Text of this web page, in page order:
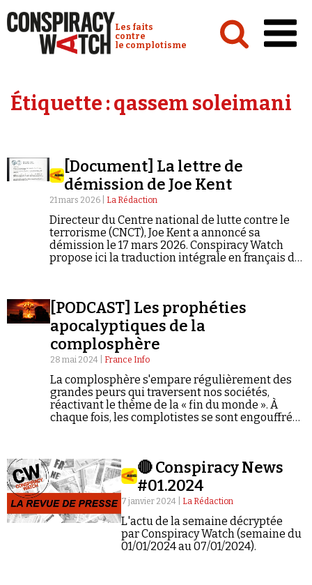
Conspiracy Watch :
Les faits
contre
le complotisme
Analyses
Vidéos
Émissions
Revues de presse
Newsletter
Faire un don
Demander à Vera
Étiquette :qassem soleimani
[Document] La lettre de
démission de Joe Kent
21 mars 2026 | La Rédaction
Directeur du Centre national de lutte contre le
terrorisme (CNCT), Joe Kent a annoncé sa
démission le 17 mars 2026. Conspiracy Watch
propose ici la traduction intégrale en français de
relais américains.*
[PODCAST] Les prophéties
apocalyptiques de la
complosphère
28 mai 2024 | France Info
La complosphère s'empare régulièrement des
grandes peurs qui traversent nos sociétés,
réactivant le thème de la « fin du monde ». À
chaque fois, les complotistes se sont engouffrés
par la réalité.
🔴 Conspiracy News
#01.2024
7 janvier 2024 | La Rédaction
L'actu de la semaine décryptée
par Conspiracy Watch (semaine du
01/01/2024 au 07/01/2024).